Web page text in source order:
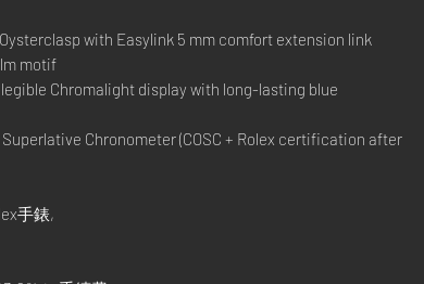
with Easylink 5 mm comfort extension link
motif
legible Chromalight display with long-lasting blue
Superlative Chronometer (COSC + Rolex certification after
手錶,